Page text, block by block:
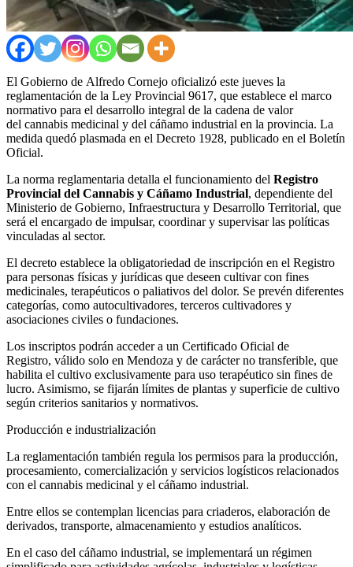
El Gobierno de Alfredo Cornejo oficializó este jueves la
reglamentación de la Ley Provincial 9617, que establece el marco
normativo para el desarrollo integral de la cadena de valor
del cannabis medicinal y del cáñamo industrial en la provincia. La
medida quedó plasmada en el Decreto 1928, publicado en el Boletín
Oficial.
La norma reglamentaria detalla el funcionamiento del Registro
Provincial del Cannabis y Cáñamo Industrial, dependiente del
Ministerio de Gobierno, Infraestructura y Desarrollo Territorial, que
será el encargado de impulsar, coordinar y supervisar las políticas
vinculadas al sector.
El decreto establece la obligatoriedad de inscripción en el Registro
para personas físicas y jurídicas que deseen cultivar con fines
medicinales, terapéuticos o paliativos del dolor. Se prevén diferentes
categorías, como autocultivadores, terceros cultivadores y
asociaciones civiles o fundaciones.
Los inscriptos podrán acceder a un Certificado Oficial de
Registro, válido solo en Mendoza y de carácter no transferible, que
habilita el cultivo exclusivamente para uso terapéutico sin fines de
lucro. Asimismo, se fijarán límites de plantas y superficie de cultivo
según criterios sanitarios y normativos.
Producción e industrialización
La reglamentación también regula los permisos para la producción,
procesamiento, comercialización y servicios logísticos relacionados
con el cannabis medicinal y el cáñamo industrial.
Entre ellos se contemplan licencias para criaderos, elaboración de
derivados, transporte, almacenamiento y estudios analíticos.
En el caso del cáñamo industrial, se implementará un régimen